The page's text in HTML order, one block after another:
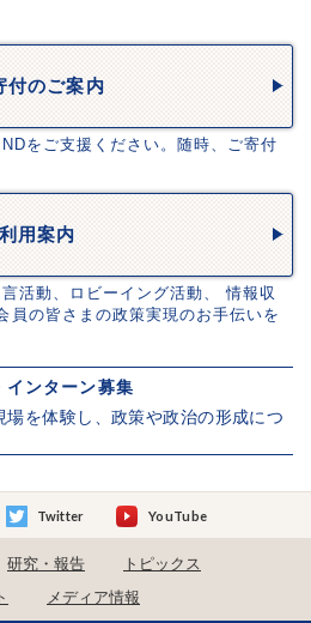
付のご案内
をご支援ください。随時、ご寄付
用案内
活動、ロビーイング活動、 情報収
員の皆さまの政策実現のお手伝いを
インターン募集
を体験し、政策や政治の形成につ
Twitter YouTube
研究・報告
トピックス
メディア情報